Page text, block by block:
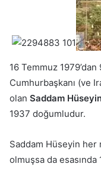
16 Temmuz
Cumhurbaşkanı (ve
olan Saddam
1937 doğumludur.
Saddam Hüseyin her
olmuşsa da